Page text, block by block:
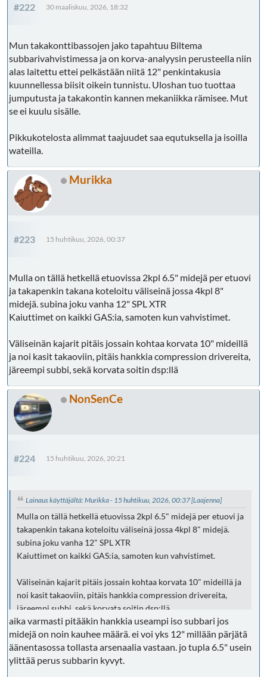
#222 30 maaliskuu, 2026, 18:32
Mun takakonttibassojen jako tapahtuu Biltema
subbarivahvistimessa ja on korva-analyysin perusteella niin
alas laitettu ettei pelkästään niitä 12" penkintakusia
kuunnellessa biisit oikein tunnistu. Uloshan tuo tuottaa
jumputusta ja takakontin kannen mekaniikka rämisee. Mut
se ei kuulu sisälle.
Pikkukotelosta alimmat taajuudet saa equtuksella ja isoilla
wateilla.
Murikka
#223 15 huhtikuu, 2026, 00:37
Mulla on tällä hetkellä etuovissa 2kpl 6.5" midejä per etuovi
ja takapenkin takana koteloitu väliseinä jossa 4kpl 8"
midejä. subina joku vanha 12" SPL XTR
Kaiuttimet on kaikki GAS:ia, samoten kun vahvistimet.
Väliseinän kajarit pitäis jossain kohtaa korvata 10" mideillä
ja noi kasit takaoviin, pitäis hankkia compression drivereita,
järeempi subbi, sekä korvata soitin dsp:llä
NonSenCe
#224 15 huhtikuu, 2026, 20:21
Lainaus käyttäjältä: Murikka - 15 huhtikuu, 2026, 00:37[Laajenna]
Mulla on tällä hetkellä etuovissa 2kpl 6.5" midejä per etuovi ja
takapenkin takana koteloitu väliseinä jossa 4kpl 8" midejä.
subina joku vanha 12" SPL XTR
Kaiuttimet on kaikki GAS:ia, samoten kun vahvistimet.
Väliseinän kajarit pitäis jossain kohtaa korvata 10" mideillä ja
noi kasit takaoviin, pitäis hankkia compression drivereita,
järeempi subbi, sekä korvata soitin dsp:llä
aika varmasti pitääkin hankkia useampi iso subbari jos
midejä on noin kauhee määrä. ei voi yks 12" millään pärjätä
äänentasossa tollasta arsenaalia vastaan. jo tupla 6.5" usein
ylittää perus subbarin kyvyt.